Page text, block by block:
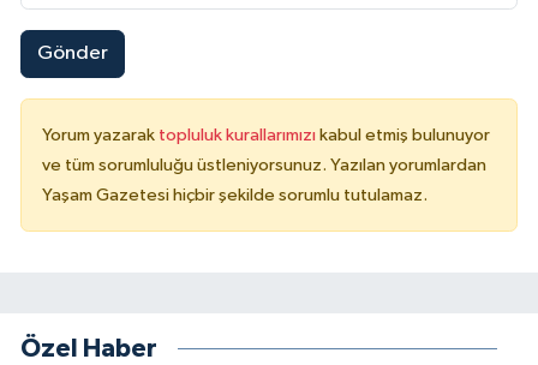
Gönder
Yorum yazarak topluluk kurallarımızı kabul etmiş bulunuyor
ve tüm sorumluluğu üstleniyorsunuz. Yazılan yorumlardan
Yaşam Gazetesi hiçbir şekilde sorumlu tutulamaz.
Özel Haber